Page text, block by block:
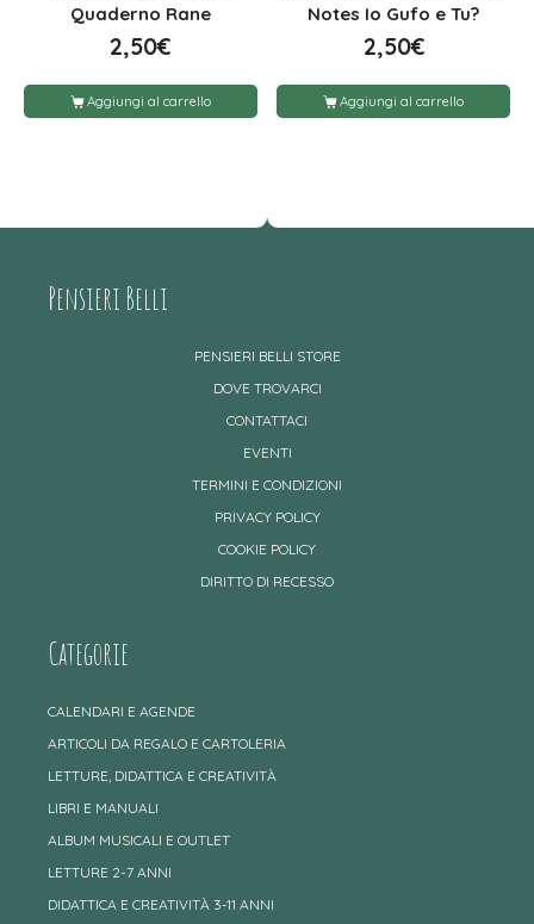
Quaderno Rane
2,50€
Aggiungi al carrello
Notes Io Gufo e Tu?
2,50€
Aggiungi al carrello
Pensieri Belli
PENSIERI BELLI STORE
DOVE TROVARCI
CONTATTACI
EVENTI
TERMINI E CONDIZIONI
PRIVACY POLICY
COOKIE POLICY
DIRITTO DI RECESSO
Categorie
CALENDARI E AGENDE
ARTICOLI DA REGALO E CARTOLERIA
LETTURE, DIDATTICA E CREATIVITÀ
LIBRI E MANUALI
ALBUM MUSICALI E OUTLET
LETTURE 2-7 ANNI
DIDATTICA E CREATIVITÀ 3-11 ANNI